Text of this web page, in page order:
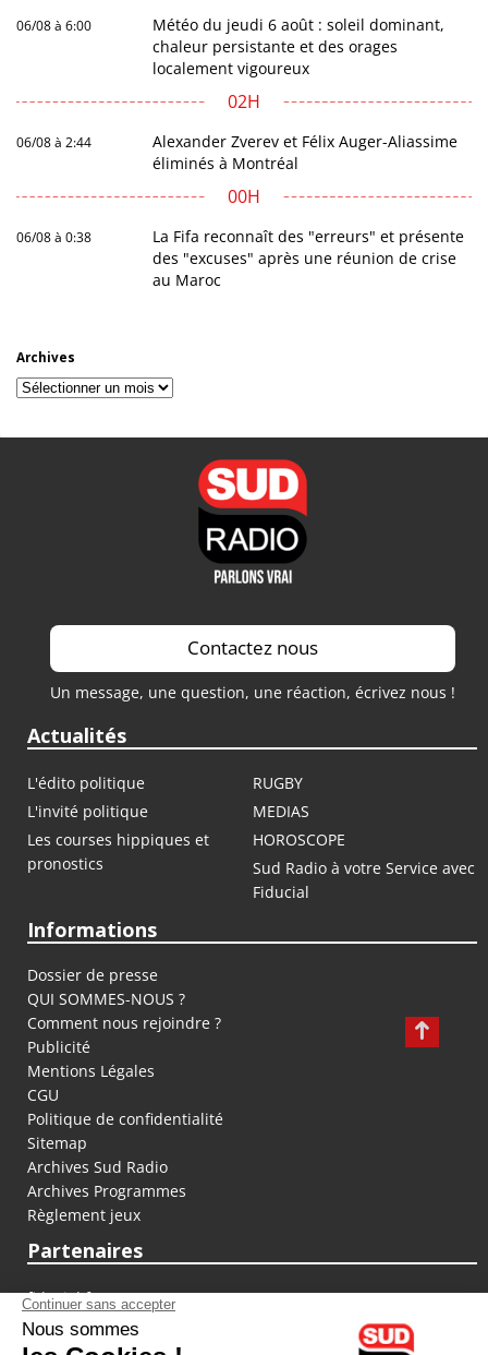
06/08 à 6:00
Météo du jeudi 6 août : soleil dominant,
chaleur persistante et des orages
localement vigoureux
02H
06/08 à 2:44
Alexander Zverev et Félix Auger-Aliassime
éliminés à Montréal
00H
06/08 à 0:38
La Fifa reconnaît des "erreurs" et présente
des "excuses" après une réunion de crise
au Maroc
Archives
Archives
Contactez nous
Un message, une question, une réaction, écrivez nous !
Actualités
L'édito politique
RUGBY
L'invité politique
MEDIAS
Les courses hippiques et
pronostics
HOROSCOPE
Sud Radio à votre Service avec
Fiducial
Informations
Dossier de presse
QUI SOMMES-NOUS ?
Comment nous rejoindre ?
Publicité
Mentions Légales
CGU
Politique de confidentialité
Sitemap
Archives Sud Radio
Archives Programmes
Règlement jeux
Partenaires
fiducial.fr
lyoncapitale.fr